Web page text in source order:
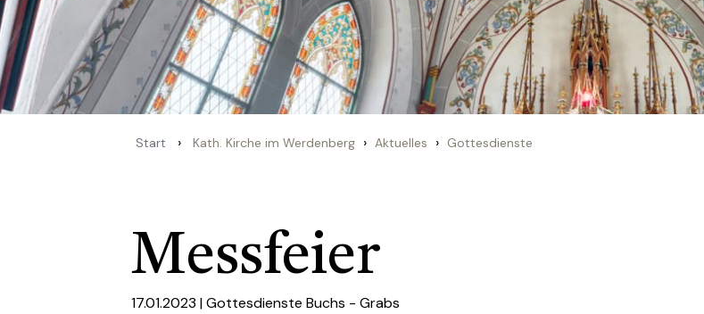
Start › Kath. Kirche im Werdenberg › Aktuelles › Gottesdienste
Messfeier
17.01.2023 |Gottesdienste Buchs - Grabs